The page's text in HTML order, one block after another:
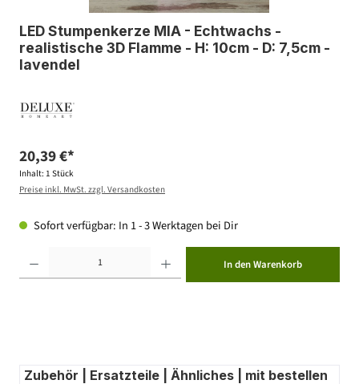
LED Stumpenkerze MIA - Echtwachs -
realistische 3D Flamme - H: 10cm - D: 7,5cm -
lavendel
20,39 €*
Inhalt: 1 Stück
Preise inkl. MwSt. zzgl. Versandkosten
Sofort verfügbar: In 1 - 3 Werktagen bei Dir
In den Warenkorb
Zubehör | Ersatzteile | Ähnliches | mit bestellen